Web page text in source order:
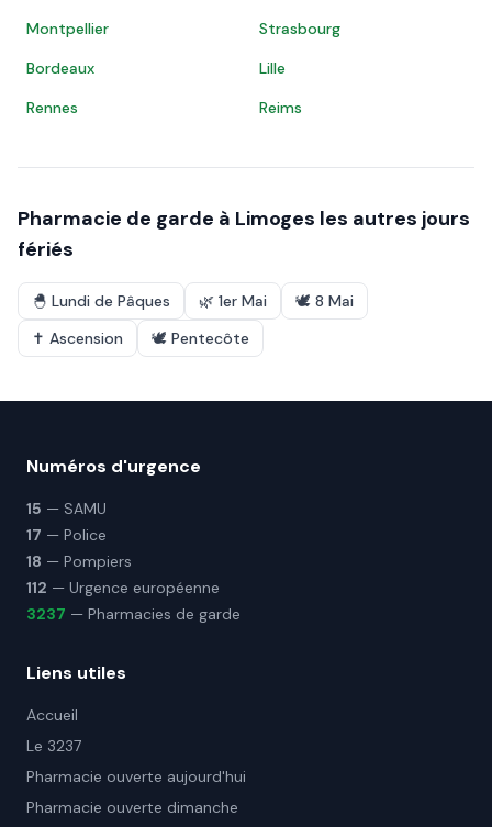
Montpellier
Strasbourg
Bordeaux
Lille
Rennes
Reims
Pharmacie de garde à Limoges les autres jours
fériés
🐣 Lundi de Pâques 🌿 1er Mai 🕊️ 8 Mai
✝️ Ascension 🕊️ Pentecôte
Numéros d'urgence
15 — SAMU
17 — Police
18 — Pompiers
112 — Urgence européenne
3237 — Pharmacies de garde
Liens utiles
Accueil
Le 3237
Pharmacie ouverte aujourd'hui
Pharmacie ouverte dimanche